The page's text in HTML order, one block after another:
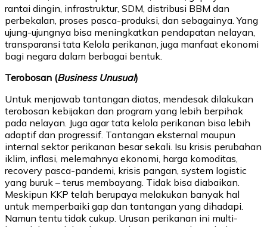
rantai dingin, infrastruktur, SDM, distribusi BBM dan
perbekalan, proses pasca-produksi, dan sebagainya. Yang
ujung-ujungnya bisa meningkatkan pendapatan nelayan,
transparansi tata Kelola perikanan, juga manfaat ekonomi
bagi negara dalam berbagai bentuk.
Terobosan (Business Unusual)
Untuk menjawab tantangan diatas, mendesak dilakukan
terobosan kebijakan dan program yang lebih berpihak
pada nelayan. Juga agar tata kelola perikanan bisa lebih
adaptif dan progressif. Tantangan eksternal maupun
internal sektor perikanan besar sekali. Isu krisis perubahan
iklim, inflasi, melemahnya ekonomi, harga komoditas,
recovery pasca-pandemi, krisis pangan, system logistic
yang buruk – terus membayang. Tidak bisa diabaikan.
Meskipun KKP telah berupaya melakukan banyak hal
untuk memperbaiki gap dan tantangan yang dihadapi.
Namun tentu tidak cukup. Urusan perikanan ini multi-